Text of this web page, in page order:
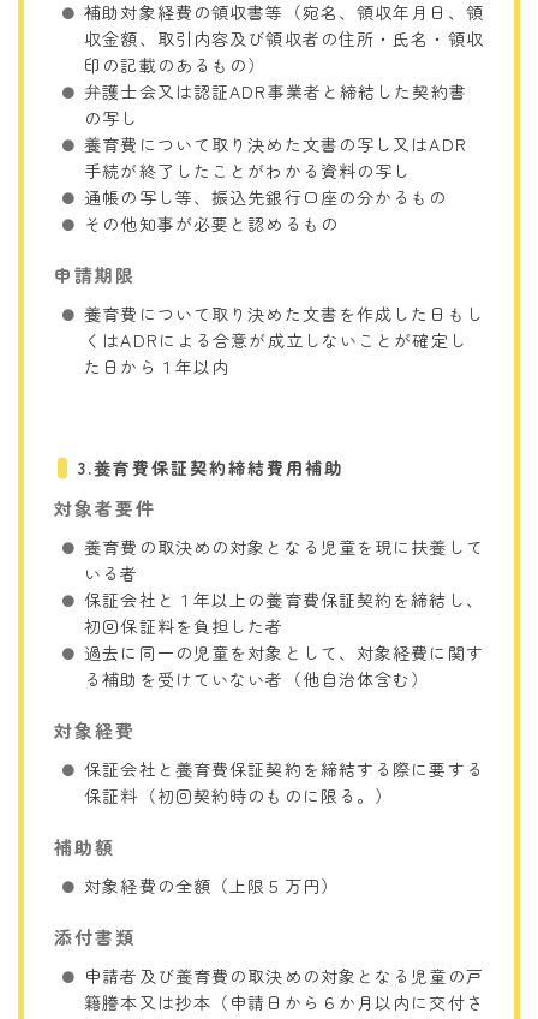
補助対象経費の領収書等（宛名、領収年月日、領
収金額、取引内容及び領収者の住所・氏名・領収
印の記載のあるもの）
弁護士会又は認証ADR事業者と締結した契約書
の写し
養育費について取り決めた文書の写し又はADR
手続が終了したことがわかる資料の写し
通帳の写し等、振込先銀行口座の分かるもの
その他知事が必要と認めるもの
申請期限
養育費について取り決めた文書を作成した日もし
くはADRによる合意が成立しないことが確定し
た日から１年以内
3.養育費保証契約締結費用補助
対象者要件
養育費の取決めの対象となる児童を現に扶養して
いる者
保証会社と１年以上の養育費保証契約を締結し、
初回保証料を負担した者
過去に同一の児童を対象として、対象経費に関す
る補助を受けていない者（他自治体含む）
対象経費
保証会社と養育費保証契約を締結する際に要する
保証料（初回契約時のものに限る。）
補助額
対象経費の全額（上限５万円）
添付書類
申請者及び養育費の取決めの対象となる児童の戸
籍謄本又は抄本（申請日から６か月以内に交付さ